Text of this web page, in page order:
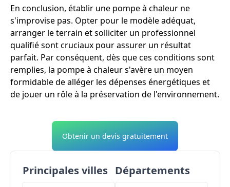
En conclusion, établir une pompe à chaleur ne
s'improvise pas. Opter pour le modèle adéquat,
arranger le terrain et solliciter un professionnel
qualifié sont cruciaux pour assurer un résultat
parfait. Par conséquent, dès que ces conditions sont
remplies, la pompe à chaleur s'avère un moyen
formidable de alléger les dépenses énergétiques et
de jouer un rôle à la préservation de l'environnement.
Obtenir un devis gratuitement
Principales villes Départements